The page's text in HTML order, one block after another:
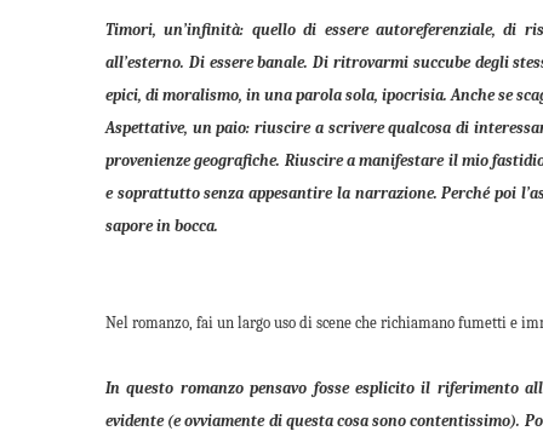
Timori, un’infinità: quello di essere autoreferenziale, di
all’esterno. Di essere banale. Di ritrovarmi succube degli
epici, di moralismo, in una parola sola, ipocrisia. Anche se
Aspettative, un paio: riuscire a scrivere qualcosa di
provenienze geografiche. Riuscire a manifestare il mio
e soprattutto senza appesantire la narrazione. Perché poi
sapore in bocca.
Nel romanzo, fai un largo uso di scene che richiamano fumetti e
In questo romanzo pensavo fosse esplicito il riferimento
evidente (e ovviamente di questa cosa sono contentissimo).